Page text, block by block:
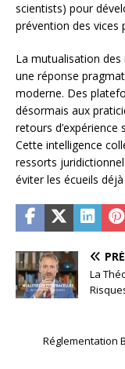
scientists) pour
prévention des vices
La mutualisation
une réponse
moderne. Des
désormais aux
retours
Cette intelligence
ressorts
éviter les écueils
La
Réglementation